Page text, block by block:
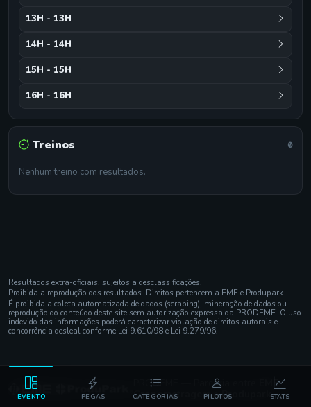
13H - 13H
14H - 14H
15H - 15H
16H - 16H
Treinos 0
Nenhum treino com resultados.
EVENTO PEGAS CATEGORIAS PILOTOS STATS
Resultados extra-oficiais, sujeitos a desclassificações.
Proibida a reprodução dos resultados. Direitos pertencem a EME e Produpark.
É proibida a coleta automatizada de dados (scraping), mineração de dados ou
reprodução do conteúdo deste site sem autorização expressa da PRODEME. O uso
indevido das informações poderá caracterizar violação de direitos autorais e
concorrência desleal conforme Lei 9.610/98 e Lei 9.279/96.
PRODEME — Parceria entre
EME
CronometragemeProdupark